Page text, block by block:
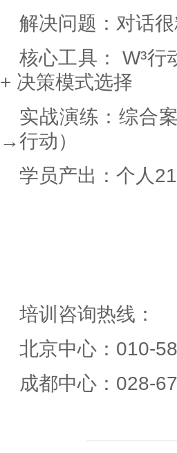
解决问题：对话
核心工具： W³
+ 决策模式选择
实战演练：综合
→行动）
学员产出：个人
培训咨询热线：
北京中心：010-
成都中心：028-